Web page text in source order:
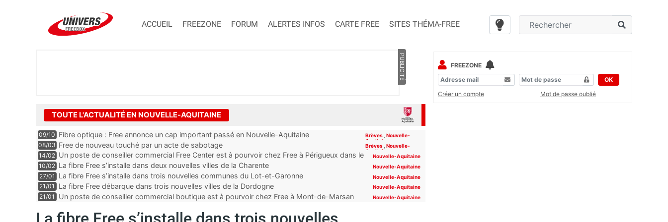
ACCUEIL FREEZONE FORUM ALERTES INFOS CARTE FREE SITES THÉMA-FREE
PUBLICITÉ
TOUTE L'ACTUALITÉ EN NOUVELLE-AQUITAINE
09/10 Fibre optique : Free annonce un cap important passé en Nouvelle-Aquitaine Brèves ,Nouvelle-
Aquitaine
08/03 Free de nouveau touché par un acte de sabotage Brèves ,Nouvelle-
Aquitaine
14/02 Un poste de conseiller commercial Free Center est à pourvoir chez Free à Périgueux dans le
département de la Dordogne
Nouvelle-Aquitaine
10/02 La fibre Free s’installe dans deux nouvelles villes de la Charente Nouvelle-Aquitaine
27/01 La fibre Free s’installe dans trois nouvelles communes du Lot-et-Garonne Nouvelle-Aquitaine
21/01 La fibre Free débarque dans trois nouvelles villes de la Dordogne Nouvelle-Aquitaine
21/01
Un poste de conseiller commercial boutique est à pourvoir chez Free à Mont-de-Marsan
Nouvelle-Aquitaine
FREEZONE
OK
Créer un compte
Mot de passe oublié